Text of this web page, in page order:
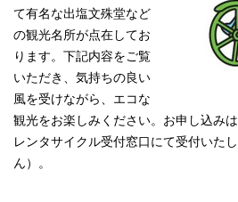
て有名な出塩文殊堂など
の観光名所が点在してお
ります。下記内容をご覧
いただき、気持ちの良い
風を受けながら、エコな
観光をお楽しみください。お申し込み
レンタサイクル受付窓口にて受付いた
ん）。